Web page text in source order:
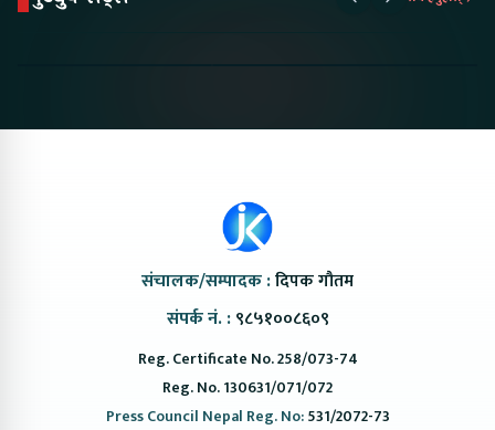
संचालक/सम्पादक :दिपक गौतम
संपर्क नं. : ९८५१००८६०९
Reg. Certificate No. 258/073-74
Reg. No. 130631/071/072
Press Council Nepal Reg. No:531/2072-73